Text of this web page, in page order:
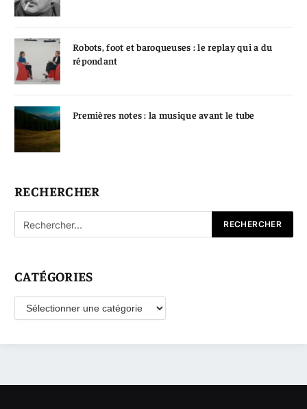
Robots, foot et baroqueuses : le replay qui a du
répondant
Premières notes : la musique avant le tube
RECHERCHER
CATÉGORIES
Catégories